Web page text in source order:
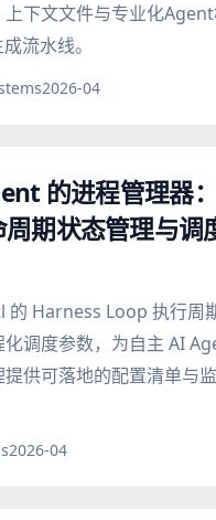
下文文件与专业化
流水线。
2026-04
的进程管理器：
期状态管理与调
的 Harness Loop 执行周
调度参数，为自主 AI
供可落地的配置清单与
2026-04